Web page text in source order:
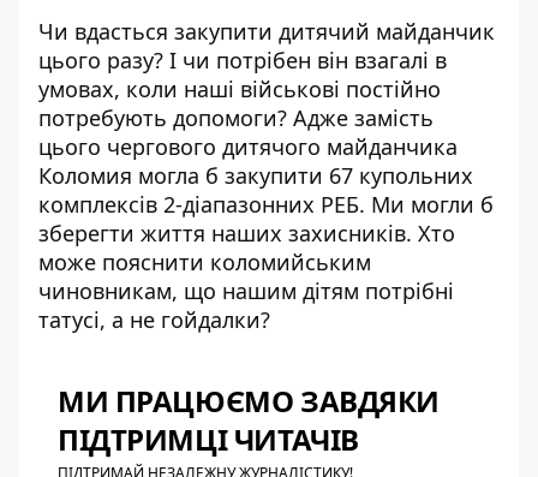
Чи вдасться закупити дитячий майданчик
цього разу? І чи потрібен він взагалі в
умовах, коли наші військові постійно
потребують допомоги? Адже замість
цього чергового дитячого майданчика
Коломия могла б закупити 67 купольних
комплексів 2-діапазонних РЕБ. Ми могли б
зберегти життя наших захисників. Хто
може пояснити коломийським
чиновникам, що нашим дітям потрібні
татусі, а не гойдалки?
МИ ПРАЦЮЄМО ЗАВДЯКИ
ПІДТРИМЦІ ЧИТАЧІВ
ПІДТРИМАЙ НЕЗАЛЕЖНУ ЖУРНАЛІСТИКУ!